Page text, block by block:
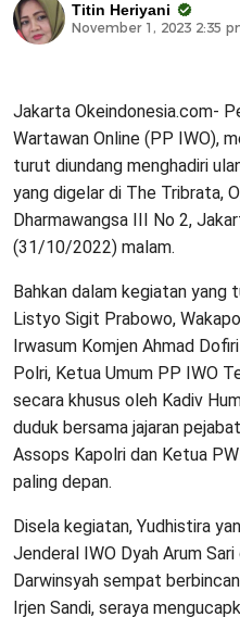
Titin Heriyani
November 1, 2023 2:35
Jakarta Okeindonesia.com-
Wartawan Online (PP IWO),
turut diundang menghadiri
yang digelar di The Tribrata,
Dharmawangsa III No 2,
(31/10/2022) malam.
Bahkan dalam kegiatan yang
Listyo Sigit Prabowo,
Irwasum Komjen Ahmad
Polri, Ketua Umum PP IWO
secara khusus oleh Kadiv
duduk bersama jajaran
Assops Kapolri dan Ketua
paling depan.
Disela kegiatan, Yudhistira
Jenderal IWO Dyah Arum
Darwinsyah sempat
Irjen Sandi, seraya